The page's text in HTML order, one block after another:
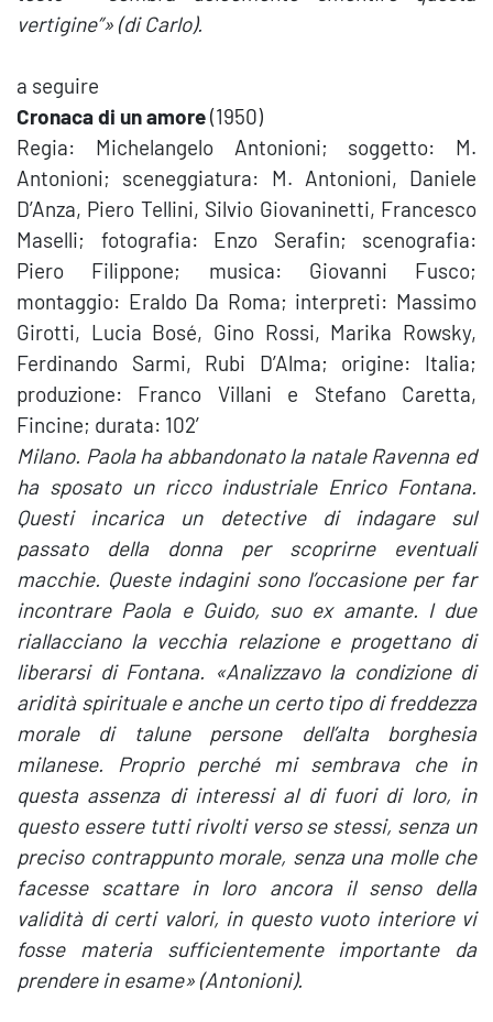
vertigine”» (di Carlo).
a seguire
Cronaca di un amore(1950)
Regia: Michelangelo Antonioni; soggetto: M.
Antonioni; sceneggiatura: M. Antonioni, Daniele
D’Anza, Piero Tellini, Silvio Giovaninetti, Francesco
Maselli; fotografia: Enzo Serafin; scenografia:
Piero Filippone; musica: Giovanni Fusco;
montaggio: Eraldo Da Roma; interpreti: Massimo
Girotti, Lucia Bosé, Gino Rossi, Marika Rowsky,
Ferdinando Sarmi, Rubi D’Alma; origine: Italia;
produzione: Franco Villani e Stefano Caretta,
Fincine; durata: 102′
Milano. Paola ha abbandonato la natale Ravenna ed
ha sposato un ricco industriale Enrico Fontana.
Questi incarica un detective di indagare sul
passato della donna per scoprirne eventuali
macchie. Queste indagini sono l’occasione per far
incontrare Paola e Guido, suo ex amante. I due
riallacciano la vecchia relazione e progettano di
liberarsi di Fontana. «Analizzavo la condizione di
aridità spirituale e anche un certo tipo di freddezza
morale di talune persone dell’alta borghesia
milanese. Proprio perché mi sembrava che in
questa assenza di interessi al di fuori di loro, in
questo essere tutti rivolti verso se stessi, senza un
preciso contrappunto morale, senza una molle che
facesse scattare in loro ancora il senso della
validità di certi valori, in questo vuoto interiore vi
fosse materia sufficientemente importante da
prendere in esame» (Antonioni).